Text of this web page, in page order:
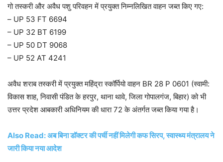
गो तस्करी और अवैध पशु परिवहन में प्रयुक्त निम्नलिखित वाहन जब्त किए गए:
– UP 53 FT 6694
– UP 32 BT 6199
– UP 50 DT 9068
– UP 52 AT 4241
अवैध शराब तस्करी में प्रयुक्त महिंद्रा स्कॉर्पियो वाहन BR 28 P 0601 (स्वामी:
विकास शाह, निवासी पंडित के हरपुर, थाना थावे, जिला गोपालगंज, बिहार) को भी
उत्तर प्रदेश आबकारी अधिनियम की धारा 72 के अंतर्गत जब्त किया गया है।
Also Read: अब बिना डॉक्टर की पर्ची नहीं मिलेगी कफ सिरप, स्वास्थ्य मंत्रालय ने
जारी किया नया आदेश